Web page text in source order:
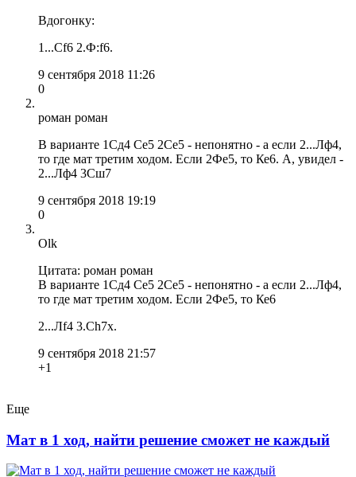
Вдогонку:
1...Сf6 2.Ф:f6.
9 сентября 2018 11:26
0
роман роман
В варианте 1Сд4 Се5 2Се5 - непонятно - а если 2...Лф4,
то где мат третим ходом. Если 2Фе5, то Ке6. А, увидел -
2...Лф4 3Сш7
9 сентября 2018 19:19
0
Olk
Цитата: роман роман
В варианте 1Сд4 Се5 2Се5 - непонятно - а если 2...Лф4,
то где мат третим ходом. Если 2Фе5, то Ке6
2...Лf4 3.Ch7x.
9 сентября 2018 21:57
+1
Еще
Мат в 1 ход, найти решение сможет не каждый